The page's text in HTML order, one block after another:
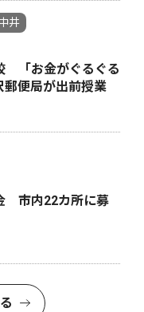
井
「お金がぐるぐる
便局が出前授業
市内22カ所に募